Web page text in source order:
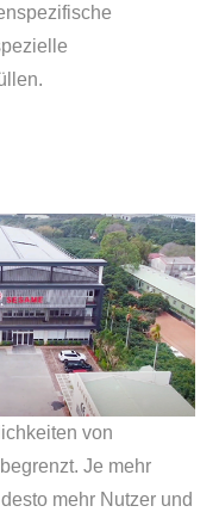
von
Je mehr
mehr Nutzer und